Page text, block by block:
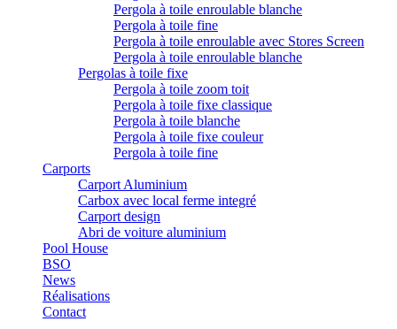
Pergola à toile enroulable blanche
Pergola à toile fine
Pergola à toile enroulable avec Stores Screen
Pergola à toile enroulable blanche
Pergolas à toile fixe
Pergola à toile zoom toit
Pergola à toile fixe classique
Pergola à toile blanche
Pergola à toile fixe couleur
Pergola à toile fine
Carports
Carport Aluminium
Carbox avec local ferme integré
Carport design
Abri de voiture aluminium
Pool House
BSO
News
Réalisations
Contact